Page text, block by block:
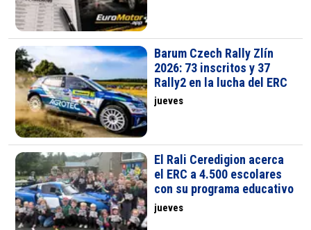
Barum Czech Rally Zlín
2026: 73 inscritos y 37
Rally2 en la lucha del ERC
jueves
El Rali Ceredigion acerca
el ERC a 4.500 escolares
con su programa educativo
jueves